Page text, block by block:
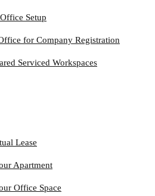
Setup
for Company Registration
Serviced Workspaces
Lease
Apartment
Office Space